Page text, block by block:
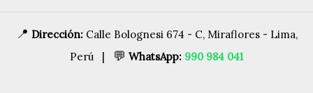
📍 Dirección:Calle Bolognesi 674 - C, Miraflores - Lima,
Perú |
💬 WhatsApp: 990 984 041